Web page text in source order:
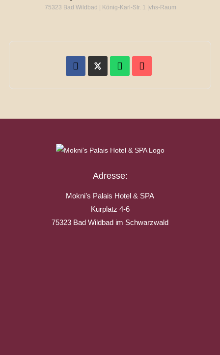
75323 Bad Wildbad | König-Karl-Str. 1 |vhs-Raum
Adresse:
Mokni’s Palais Hotel & SPA
Kurplatz 4-6
75323 Bad Wildbad im Schwarzwald